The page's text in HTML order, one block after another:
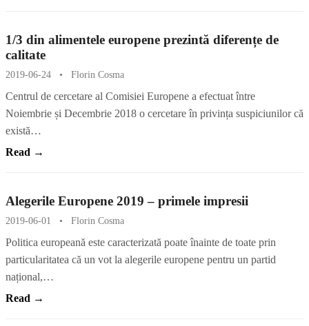
1/3 din alimentele europene prezintă diferențe de
calitate
2019-06-24 • Florin Cosma
Centrul de cercetare al Comisiei Europene a efectuat între
Noiembrie și Decembrie 2018 o cercetare în privința suspiciunilor că
există…
Read →
Alegerile Europene 2019 – primele impresii
2019-06-01 • Florin Cosma
Politica europeană este caracterizată poate înainte de toate prin
particularitatea că un vot la alegerile europene pentru un partid
național,…
Read →